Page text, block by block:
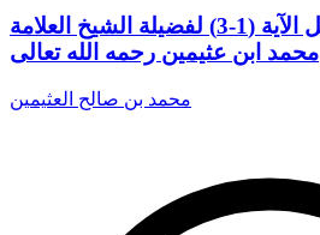
تفسير سورة النمل الآية (1-3) لفضيلة الشيخ العلامة
محمد ابن عثيمين رحمه الله تعالى
محمد بن صالح العثيمين